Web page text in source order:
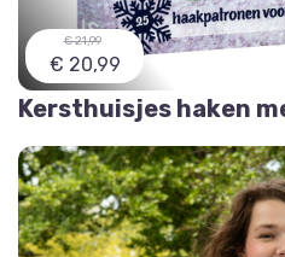
€ 21,99
€ 20,99
Kersthuisjes haken